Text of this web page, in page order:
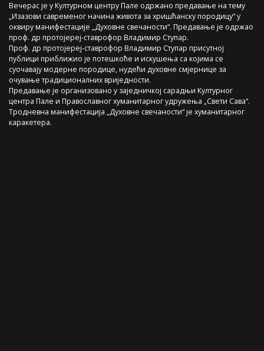
Вечерас је у Културном центру Пале одржано предавање на тему
„Изазови савременог начина живота за хришћанску породицу“ у
оквиру манифестације „Духовне свечаности“. Предавање је одржао
проф. др протојереј-ставрофор Владимир Ступар.
Проф. др протојереј-ставрофор Владимир Ступар присутној
публици приближио је потешкоће и искушења са којима се
суочавају модерне породице, нудећи духовне смјернице за
очување традиционалних вриједности.
Предавање је организовано у заједничкој сарадњи Културног
центра Пале и Православног хуманитарног удружења „Свети Сава“.
Тродневна манифестација „Духовне свечаности“ је хуманитарног
каракетера.